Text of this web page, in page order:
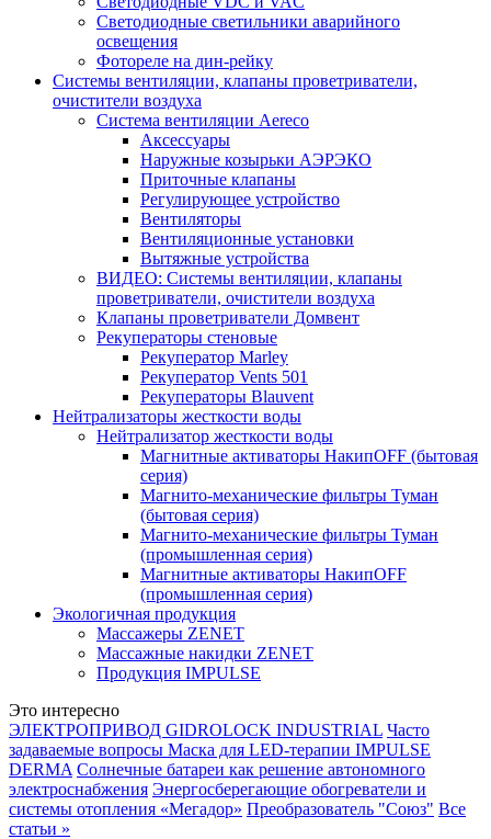
Светодиодные светильники аварийного
освещения
Фотореле на дин-рейку
Системы вентиляции, клапаны проветриватели,
очистители воздуха
Система вентиляции Aereco
Аксессуары
Наружные козырьки АЭРЭКО
Приточные клапаны
Регулирующее устройство
Вентиляторы
Вентиляционные установки
Вытяжные устройства
ВИДЕО: Системы вентиляции, клапаны
проветриватели, очистители воздуха
Клапаны проветриватели Домвент
Рекуператоры стеновые
Рекуператор Marley
Рекуператор Vents 501
Рекуператоры Blauvent
Нейтрализаторы жесткости воды
Нейтрализатор жесткости воды
Магнитные активаторы НакипOFF (бытовая
серия)
Магнито-механические фильтры Туман
(бытовая серия)
Магнито-механические фильтры Туман
(промышленная серия)
Магнитные активаторы НакипOFF
(промышленная серия)
Экологичная продукция
Массажеры ZENET
Массажные накидки ZENET
Продукция IMPULSE
Это интересно
ЭЛЕКТРОПРИВОД GIDROLOCK INDUSTRIAL Часто
задаваемые вопросы Маска для LED-терапии IMPULSE
DERMA Солнечные батареи как решение автономного
электроснабжения Энергосберегающие обогреватели и
системы отопления «Мегадор» Преобразователь "Союз" Все
статьи »